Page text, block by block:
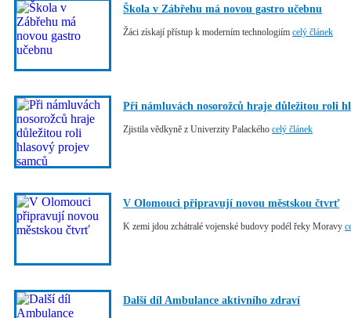
Škola v Zábřehu má novou gastro učebnu
Žáci získají přístup k moderním technologiím celý článek
Při námluvách nosorožců hraje důležitou roli
Zjistila vědkyně z Univerzity Palackého celý článek
V Olomouci připravují novou městskou čtvrť
K zemi jdou zchátralé vojenské budovy podél řeky Moravy
Další díl Ambulance aktivního zdraví